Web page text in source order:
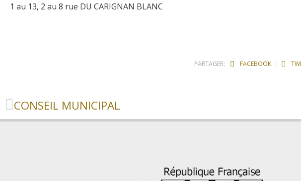
1 au 13, 2 au 8 rue DU CARIGNAN BLANC
PARTAGER: FACEBOOK
CONSEIL MUNICIPAL